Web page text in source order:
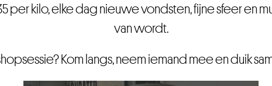
per kilo, elke dag nieuwe vondsten, fijne sfeer en
van wordt.
Kom langs, neem iemand mee en duik